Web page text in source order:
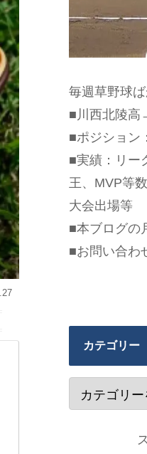
毎週草野球
■川西北陵高
■ポジション
■実績：リー
王、MVP等
大会出場等
■本ブログの
■お問い合わ
カテゴリー